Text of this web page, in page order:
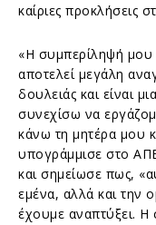
καίριες προκλήσεις
«Η συμπερίληψή μου
αποτελεί μεγάλη
δουλειάς και είναι
συνεχίσω να
κάνω τη μητέρα μου
υπογράμμισε στο
και σημείωσε πως,
εμένα, αλλά και την
έχουμε αναπτύξει. Η